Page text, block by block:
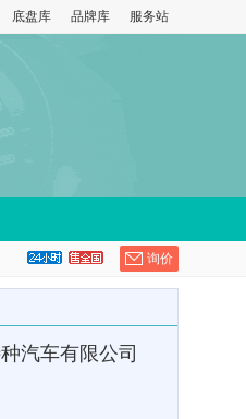
底盘库 品牌库 服务站
询价
汽车有限公司